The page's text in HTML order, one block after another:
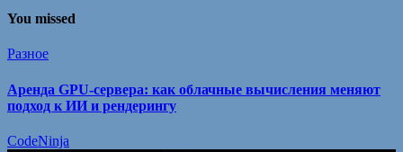
You missed
Разное
Аренда GPU-сервера: как облачные вычисления меняют
подход к ИИ и рендерингу
CodeNinja